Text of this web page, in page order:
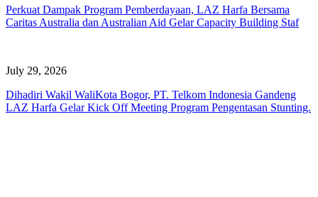
Perkuat Dampak Program Pemberdayaan, LAZ Harfa Bersama
Caritas Australia dan Australian Aid Gelar Capacity Building Staf
July 29, 2026
Dihadiri Wakil WaliKota Bogor, PT. Telkom Indonesia Gandeng
LAZ Harfa Gelar Kick Off Meeting Program Pengentasan Stunting.